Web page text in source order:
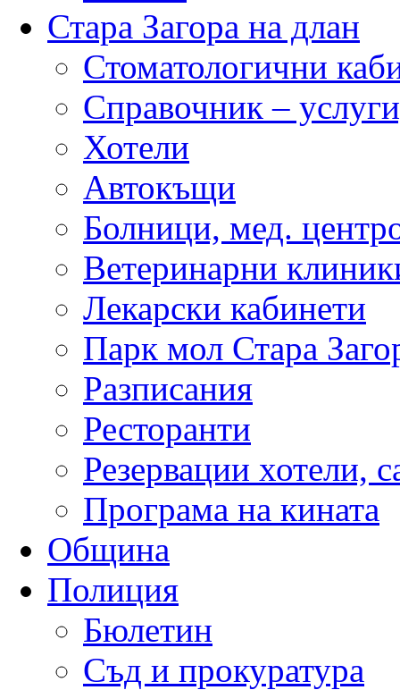
Стара Загора на длан
Стоматологични
Справочник –
Хотели
Автокъщи
Болници, мед.
Ветеринарни
Лекарски кабинети
Парк мол Стара
Разписания
Ресторанти
Резервации хотели,
Програма на кината
Община
Полиция
Бюлетин
Съд и прокуратура